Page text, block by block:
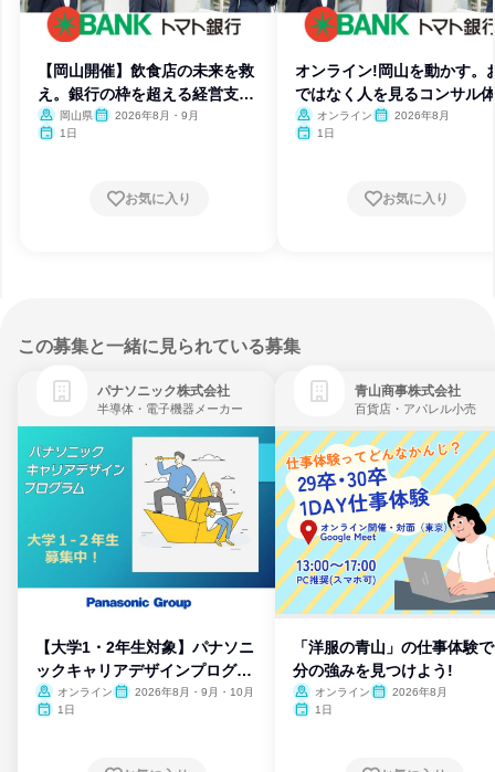
【岡山開催】飲食店の未来を救
え。銀行の枠を超える経営支援
体験岡山県
2026年8月・9月
1日
お気に入り
オンライン!岡山を動かす。
ではなく人を見るコンサル体
験。オンライン
2026年8月
1日
お気に入り
この募集と一緒に見られている募集
パナソニック株式会社
半導体・電子機器メーカー
【大学1・2年生対象】パナソニ
ックキャリアデザインプログラ
ム
オンライン
2026年8月・9月・10月
1日
青山商事株式会社
百貨店・アパレル小売
「洋服の青山」の仕事体験
分の強みを見つけよう!
オンライン
2026年8月
1日